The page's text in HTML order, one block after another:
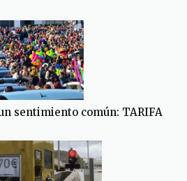
sentimiento común: TARIFA